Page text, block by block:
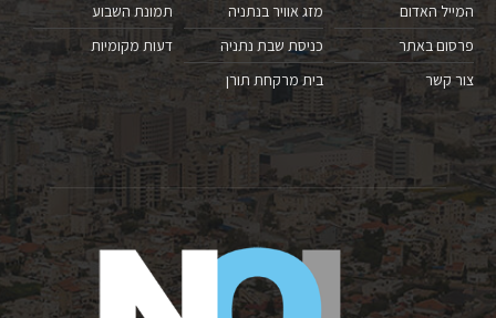
המייל האדום
פרסום באתר
צור קשר
מזג אוויר בנתניה
כניסת שבת נתניה
בית מרקחת תורן
תמונת השבוע
דעות מקומיות